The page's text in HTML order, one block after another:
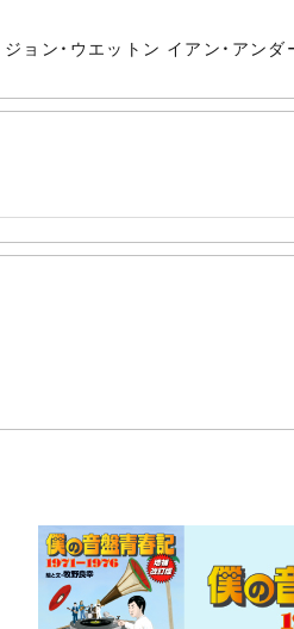
ョン・ウエットン イアン・アンダ